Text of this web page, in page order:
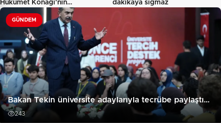
Hükümet Konağı'nın…
dakikaya sığmaz
GÜNDEM
Bakan Tekin üniversite adaylarıyla tecrübe paylaştı…
243